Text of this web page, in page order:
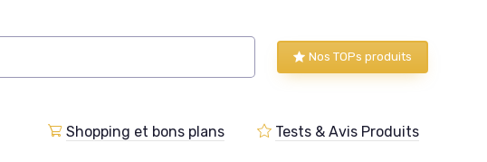
Nos TOPs produits
Shopping et bons plans Tests & Avis Produits